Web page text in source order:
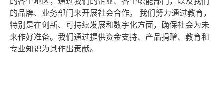
的品牌、业务部门来开展社会合作。 我们努力通过教育，
特别是在创新、可持续发展和数字化方面，确保社会为未
来作好准备。我们通过提供资金支持、产品捐赠、教育和
专业知识为其作出贡献。